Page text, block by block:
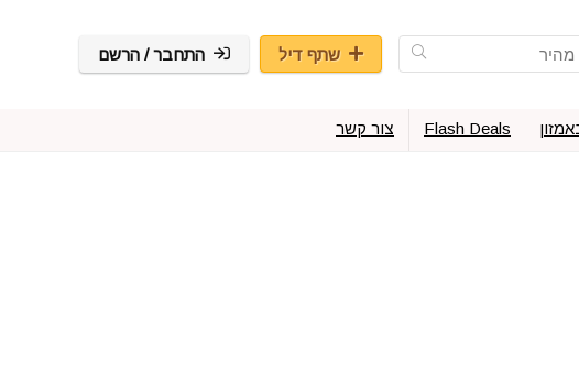
שתף דיל התחבר / הרשם
Flash Deals צור קשר